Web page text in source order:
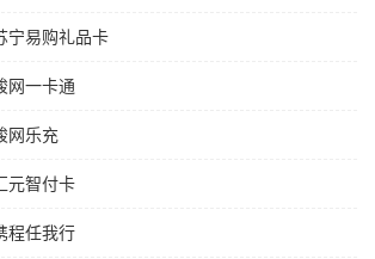
宁易购礼品卡
网一卡通
网乐充
元智付卡
程任我行